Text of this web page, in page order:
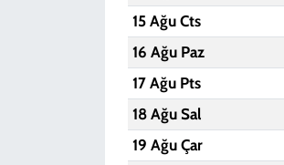
15 Ağu Cts
16 Ağu Paz
17 Ağu Pts
18 Ağu Sal
19 Ağu Çar